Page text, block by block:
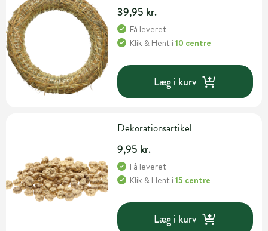
39,95 kr.
Få leveret
Klik & Hent i10 centre
Læg i kurv
Dekorationsartikel
9,95 kr.
Få leveret
Klik & Hent i15 centre
Læg i kurv